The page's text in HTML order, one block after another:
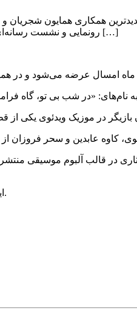
رونمایی و نشست رسانه‌ای این اثر با حضور دست اندرکاران آلبوم در تالار وحدت برگزار خواهد شد. این اثر با اشعار فردین خلعتبری در هشت […]
این اثر در استودیوهای صبا (ایران) و ویوگاردن (اتریش) ضبط شده و صاحب امتیاز آن موسسه هنری ۱۴۰۰ آریا است.